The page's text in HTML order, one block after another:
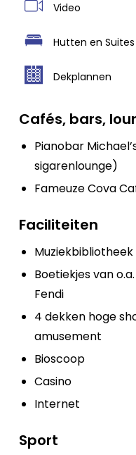
Video
Hutten en Suites
Dekplannen
Cafés, bars,
Pianobar
sigarenlounge)
Fameuze Cova
Faciliteiten
Muziekbibliotheek
Boetiekjes van
Fendi
4 dekken hoge
amusement
Bioscoop
Casino
Internet
Sport